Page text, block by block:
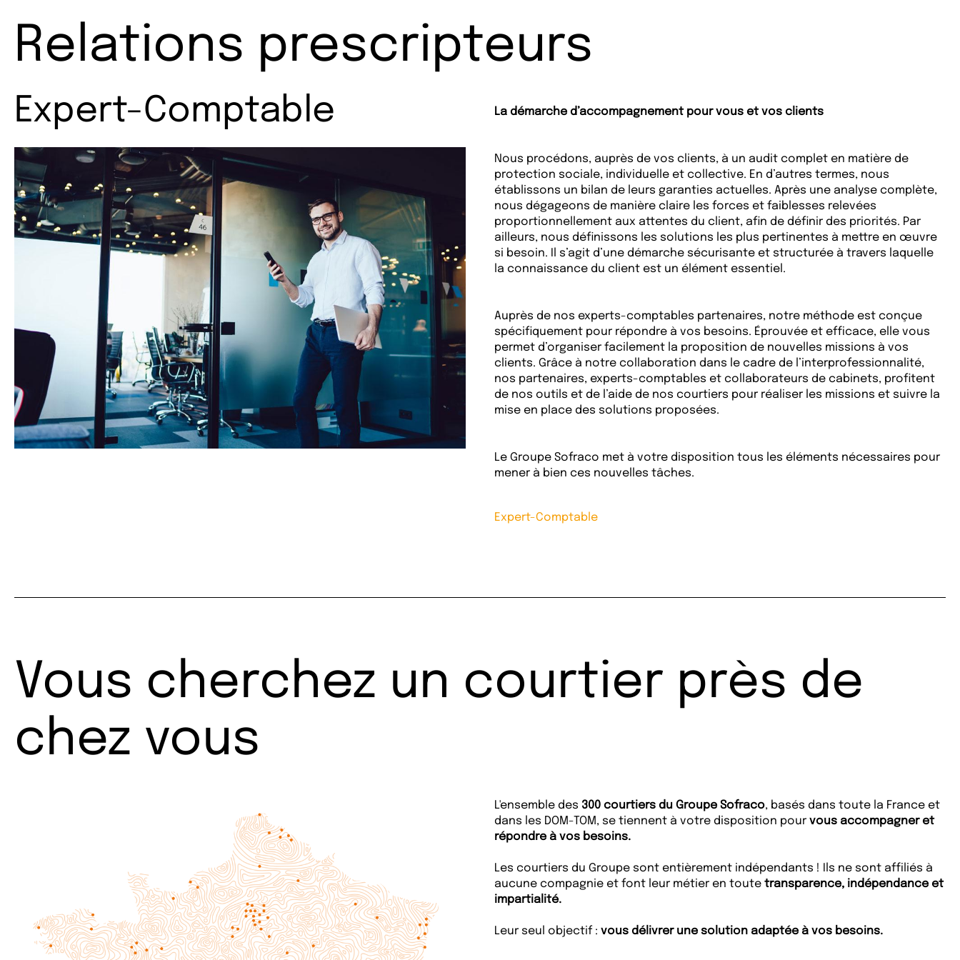
Relations prescripteurs
Expert-Comptable La démarche d’accompagnement pour vous et vos clients
Nous procédons, auprès de vos clients, à un audit complet en matière de
protection sociale, individuelle et collective. En d’autres termes, nous
établissons un bilan de leurs garanties actuelles. Après une analyse complète,
nous dégageons de manière claire les forces et faiblesses relevées
proportionnellement aux attentes du client, afin de définir des priorités. Par
ailleurs, nous définissons les solutions les plus pertinentes à mettre en œuvre
si besoin. Il s’agit d’une démarche sécurisante et structurée à travers laquelle
la connaissance du client est un élément essentiel.
Auprès de nos experts-comptables partenaires, notre méthode est conçue
spécifiquement pour répondre à vos besoins. Éprouvée et efficace, elle vous
permet d’organiser facilement la proposition de nouvelles missions à vos
clients. Grâce à notre collaboration dans le cadre de l’interprofessionnalité,
nos partenaires, experts-comptables et collaborateurs de cabinets, profitent
de nos outils et de l’aide de nos courtiers pour réaliser les missions et suivre la
mise en place des solutions proposées.
Le Groupe Sofraco met à votre disposition tous les éléments nécessaires pour
mener à bien ces nouvelles tâches.
Expert-Comptable
Vous cherchez un courtier près de
chez vous
L'ensemble des 300 courtiers du Groupe Sofraco, basés dans toute la France et
dans les DOM-TOM, se tiennent à votre disposition pour vous accompagner et
répondre à vos besoins.
Les courtiers du Groupe sont entièrement indépendants ! Ils ne sont affiliés à
aucune compagnie et font leur métier en toute transparence, indépendance et
impartialité.
Leur seul objectif : vous délivrer une solution adaptée à vos besoins.